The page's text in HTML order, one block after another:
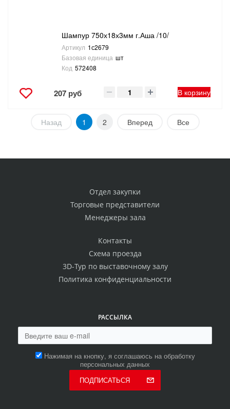
Шампур 750х18х3мм г.Аша /10/
Артикул 1с2679
Базовая единица шт
Код 572408
207 руб В корзину
Назад 1 2 Вперед Все
Отдел закупки
Торговые представители
Менеджеры зала
Контакты
Схема проезда
3D-Тур по выставочному залу
Политика конфиденциальности
РАССЫЛКА
Нажимая на кнопку, я соглашаюсь на обработку
персональных данных
ПОДПИСАТЬСЯ